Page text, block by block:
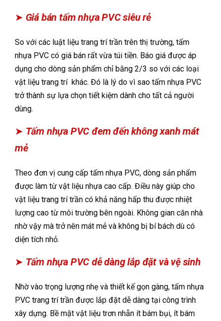
➤ Giá bán tấm nhựa PVC siêu rẻ
So với các luật liệu trang trí trần trên thị trường, tấm
nhựa PVC có giá bán rất vừa túi tiền. Báo giá được áp
dụng cho dòng sản phẩm chỉ bằng 2/3 so với các loại
vật liệu trang trí khác. Đó là lý do vì sao tấm nhựa PVC
trở thành sự lựa chọn tiết kiệm dành cho tất cả người
dùng.
➤ Tấm nhựa PVC đem đến không xanh mát
mẻ
Theo đơn vị cung cấp tấm nhựa PVC, dòng sản phẩm
được làm từ vật liệu nhựa cao cấp. Điều này giúp cho
vật liệu trang trí trần có khả năng hấp thu được nhiệt
lượng cao từ môi trường bên ngoài. Không gian căn nhà
nhờ vậy mà trở nên mát mẻ và không bị bí bách dù có
diện tích nhỏ.
➤ Tấm nhựa PVC dễ dàng lắp đặt và vệ sinh
Nhờ vào trọng lượng nhẹ và thiết kế gọn gàng, tấm nhựa
PVC trang trí trần được lắp đặt dễ dàng tại công trình
xây dựng. Bề mặt vật liệu trơn nhẵn ít bám bụi, ít bám